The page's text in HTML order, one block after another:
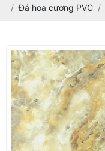
Đá hoa cương PVC